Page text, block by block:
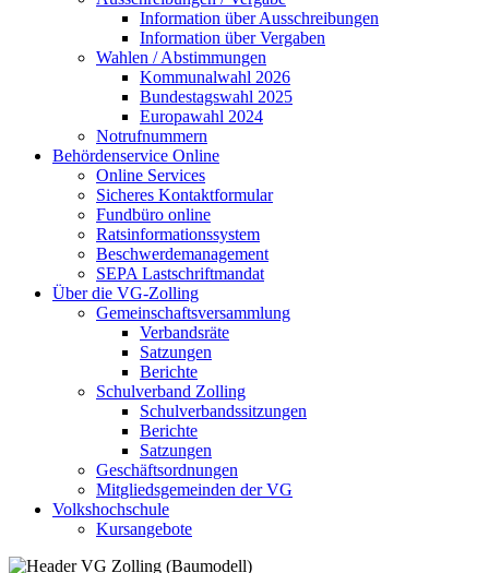
Information über Ausschreibungen
Information über Vergaben
Wahlen / Abstimmungen
Kommunalwahl 2026
Bundestagswahl 2025
Europawahl 2024
Notrufnummern
Behördenservice Online
Online Services
Sicheres Kontaktformular
Fundbüro online
Ratsinformationssystem
Beschwerdemanagement
SEPA Lastschriftmandat
Über die VG-Zolling
Gemeinschaftsversammlung
Verbandsräte
Satzungen
Berichte
Schulverband Zolling
Schulverbandssitzungen
Berichte
Satzungen
Geschäftsordnungen
Mitgliedsgemeinden der VG
Volkshochschule
Kursangebote